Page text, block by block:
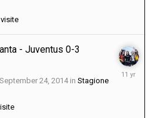
visite
- Juventus 0-3
September 24, 2014in Stagione